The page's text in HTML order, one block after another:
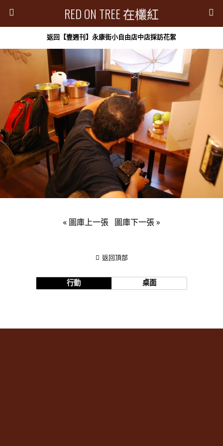
RED ON TREE 在欉紅
返回【壹週刊】永康街小自由店中店採訪花絮
« 圖庫上一張 圖庫下一張 »
返回頂部
行動 桌面